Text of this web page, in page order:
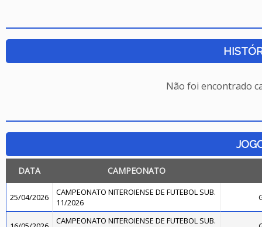
Não foi encontrado
DATA CAMPEONATO
25/04/2026
CAMPEONATO NITEROIENSE DE FUTEBOL SUB.
11/2026
CAMPEONATO NITEROIENSE DE FUTEBOL SUB.